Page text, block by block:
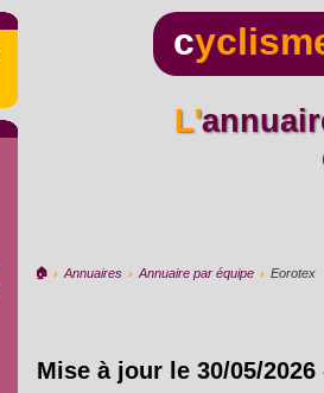
c
L'annuaire du dopage par
🏠︎ › Annuaires › Annuaire par équipe › Eorotex
Mise à jour le 30/05/2026